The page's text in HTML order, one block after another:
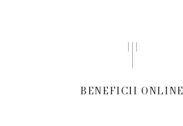
BENEFICII ONLINE